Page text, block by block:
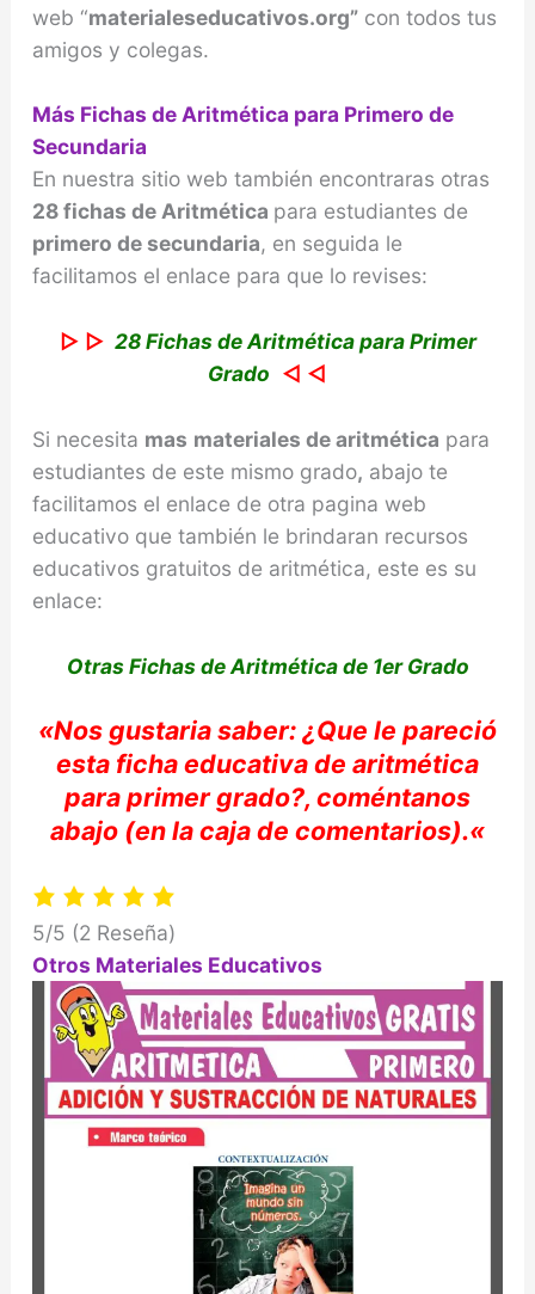
web “materialeseducativos.org”con todos tus
amigos y colegas.
Más Fichas de Aritmética para Primero de
Secundaria
En nuestra sitio web también encontraras otras
28 fichas de Aritmética para estudiantes de
primero de secundaria, en seguida le
facilitamos el enlace para que lo revises:
▷ ▷ 28 Fichas de Aritmética para Primer
Grado ◁ ◁
Si necesita mas materiales dearitmética para
estudiantes de este mismo grado, abajo te
facilitamos el enlace de otra pagina web
educativo que también le brindaran recursos
educativos gratuitos de aritmética, este es su
enlace:
Otras Fichas de Aritmética de 1er Grado
«Nos gustariasaber: ¿Que le pareció
esta ficha educativade aritmética
para primer grado?, coméntanos
abajo (en la caja de comentarios).«
5/5 (2 Reseña)
Otros Materiales Educativos